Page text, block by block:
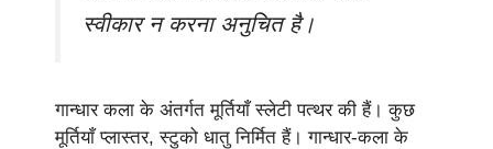
स्वीकार न करना अनुचित है।
गान्धार कला के अंतर्गत मूर्तियाँ स्लेटी पत्थर की हैं। कुछ
मूर्तियाँ प्लास्तर, स्टुको धातु निर्मित हैं। गान्धार-कला के